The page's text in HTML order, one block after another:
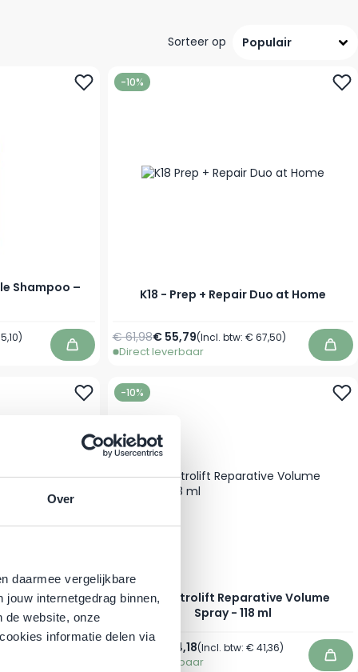
Over
daarmee vergelijkbare
internetgedrag binnen,
de website, onze
informatie delen via
Sorteer op
Shampoo –
)
In winkelwagen
-10%
K18 - Prep + Repair Duo at Home
Speciale prijs
€ 55,79
Normale prijs
€ 61,98 (Incl. btw: € 67,50)
Direct leverbaar In
at Home Kit
-10%
K18 - Astrolift Reparative Volume
Spray - 118 ml
Speciale prijs
€ 34,18
Normale prijs (Incl. btw: € 41,36)
Direct leverbaar In